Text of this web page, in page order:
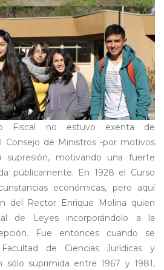
Fiscal no estuvo exenta de
Consejo de Ministros -por motivos
supresión, motivando una fuerte
públicamente. En 1928 el Curso
económicas, pero aquí
del Rector Enrique Molina quien
de Leyes incorporándolo a la
Fue entonces cuando se
de Ciencias Jurídicas y
sólo suprimida entre 1967 y 1981,